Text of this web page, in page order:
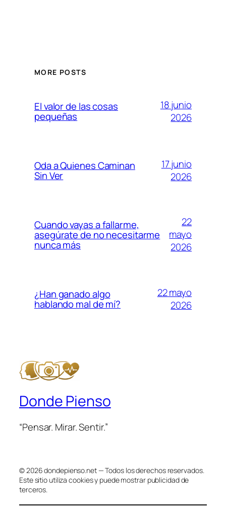
MORE POSTS
El valor de las cosas
pequeñas
18 junio
2026
Oda a Quienes Caminan
Sin Ver
17 junio
2026
Cuando vayas a fallarme,
asegúrate de no necesitarme
nunca más
22
mayo
2026
¿Han ganado algo
hablando mal de mí?
22 mayo
2026
Donde Pienso
“Pensar. Mirar. Sentir.”
© 2026 dondepienso.net — Todos los derechos reservados.
Este sitio utiliza cookies y puede mostrar publicidad de
terceros.